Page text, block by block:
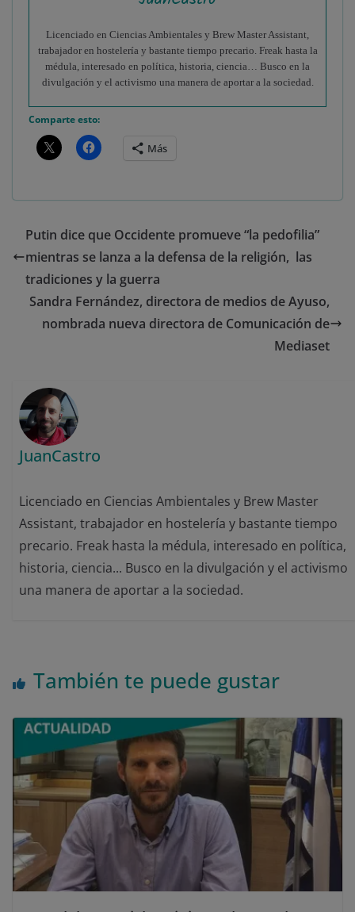
Licenciado en Ciencias Ambientales y Brew Master Assistant,
trabajador en hostelería y bastante tiempo precario. Freak hasta la
médula, interesado en política, historia, ciencia… Busco en la
divulgación y el activismo una manera de aportar a la sociedad.
Comparte esto:
Más
Putin dice que Occidente promueve “la pedofilia”
mientras se lanza a la defensa de la religión, las
tradiciones y la guerra
Sandra Fernández, directora de medios de Ayuso,
nombrada nueva directora de Comunicación de
Mediaset
JuanCastro
Licenciado en Ciencias Ambientales y Brew Master
Assistant, trabajador en hostelería y bastante tiempo
precario. Freak hasta la médula, interesado en política,
historia, ciencia... Busco en la divulgación y el activismo
una manera de aportar a la sociedad.
También te puede gustar